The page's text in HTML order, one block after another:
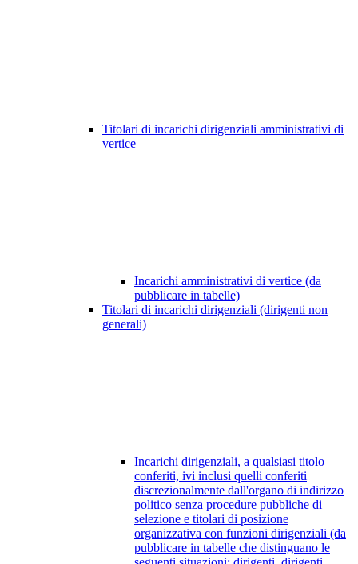
Titolari di incarichi dirigenziali amministrativi di
vertice
Incarichi amministrativi di vertice (da
pubblicare in tabelle)
Titolari di incarichi dirigenziali (dirigenti non
generali)
Incarichi dirigenziali, a qualsiasi titolo
conferiti, ivi inclusi quelli conferiti
discrezionalmente dall'organo di indirizzo
politico senza procedure pubbliche di
selezione e titolari di posizione
organizzativa con funzioni dirigenziali (da
pubblicare in tabelle che distinguano le